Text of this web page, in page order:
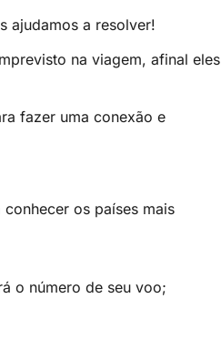
ajudamos a resolver!
na viagem, afinal eles
fazer uma conexão e
os países mais
o número de seu voo;